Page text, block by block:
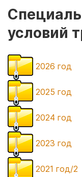
условий
2026 год
2025 год
2024 год
2023 год
2021 год/2